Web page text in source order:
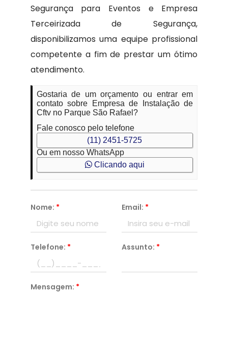
Segurança para Eventos e Empresa
Terceirizada de Segurança,
disponibilizamos uma equipe profissional
competente a fim de prestar um ótimo
atendimento.
Gostaria de um orçamento ou entrar em
contato sobre Empresa de Instalação de
Cftv no Parque São Rafael?
Fale conosco pelo telefone
(11) 2451-5725
Ou em nosso WhatsApp
Clicando aqui
Nome: * Email: *
Telefone: * Assunto: *
Mensagem: *